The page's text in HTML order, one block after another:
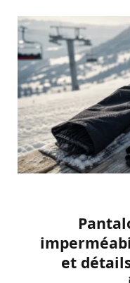
et